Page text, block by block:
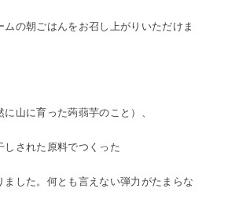
ムの朝ごはんをお召し上がりいただけま
山に育った蒟蒻芋のこと）、
しされた原料でつくった
ました。何とも言えない弾力がたまらな